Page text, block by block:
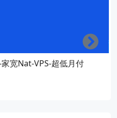
宽Nat-VPS-超低月付